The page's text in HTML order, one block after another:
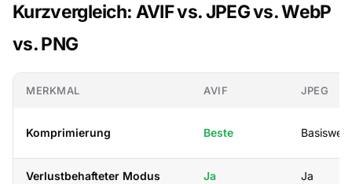
Kurzvergleich: AVIF vs. JPEG vs. WebP
vs. PNG
MERKMAL AVIF JPEG
Komprimierung Beste Basiswert
Verlustbehafteter Modus Ja Ja